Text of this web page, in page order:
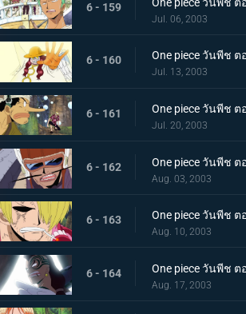
6 - 159
Jul. 06, 2003
6 - 160
Jul. 13, 2003
6 - 161
Jul. 20, 2003
6 - 162
Aug. 03, 2003
6 - 163
Aug. 10, 2003
6 - 164
Aug. 17, 2003